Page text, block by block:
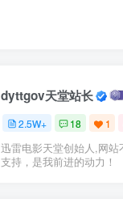
dyttgov天堂站长
2.5W+ 18 1
迅雷电影天堂创始人,网
支持，是我前进的动力！